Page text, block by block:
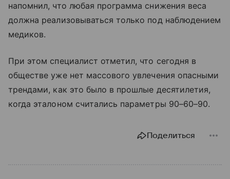
напомнил, что любая программа снижения веса
должна реализовываться только под наблюдением
медиков.
При этом специалист отметил, что сегодня в
обществе уже нет массового увлечения опасными
трендами, как это было в прошлые десятилетия,
когда эталоном считались параметры 90–60–90.
Поделиться